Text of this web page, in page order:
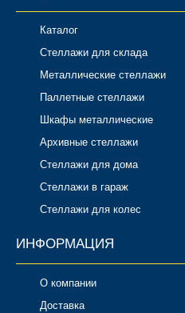
Каталог
Стеллажи для склада
Металлические стеллажи
Паллетные стеллажи
Шкафы металлические
Архивные стеллажи
Стеллажи для дома
Стеллажи в гараж
Стеллажи для колес
ИНФОРМАЦИЯ
О компании
Доставка